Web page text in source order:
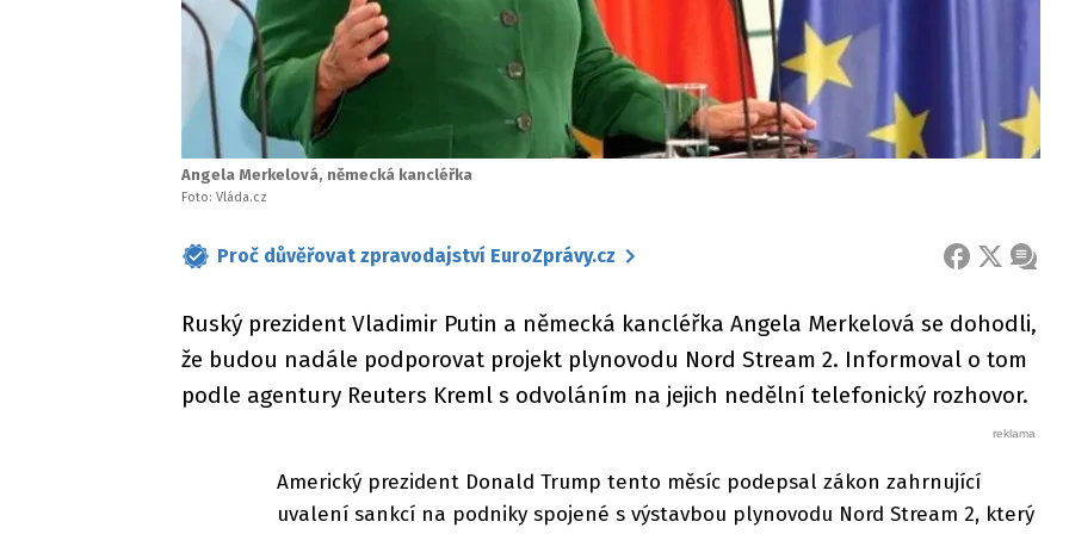
Angela Merkelová, německá kancléřka
Foto: Vláda.cz
Proč důvěřovat zpravodajství EuroZprávy.cz FACEBOOK
X
Ruský prezident Vladimir Putin a německá kancléřka Angela Merkelová se dohodli,
že budou nadále podporovat projekt plynovodu Nord Stream 2. Informoval o tom
podle agentury Reuters Kreml s odvoláním na jejich nedělní telefonický rozhovor.
Americký prezident Donald Trump tento měsíc podepsal zákon zahrnující
uvalení sankcí na podniky spojené s výstavbou plynovodu Nord Stream 2, který